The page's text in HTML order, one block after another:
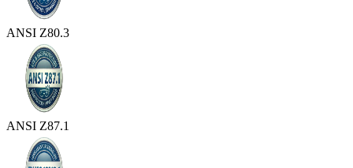
ANSI Z80.3
ANSI Z87.1